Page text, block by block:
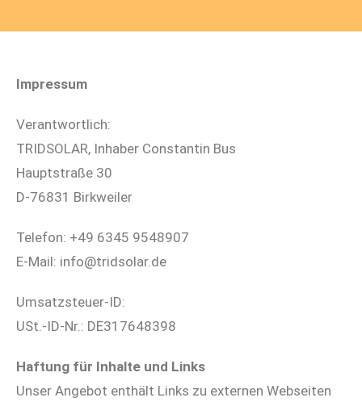
Impressum
Verantwortlich:
TRIDSOLAR, Inhaber Constantin Bus
Hauptstraße 30
D-76831 Birkweiler
Telefon: +49 6345 9548907
E-Mail: info@tridsolar.de
Umsatzsteuer-ID:
USt.-ID-Nr.: DE317648398
Haftung für Inhalte und Links
Unser Angebot enthält Links zu externen Webseiten